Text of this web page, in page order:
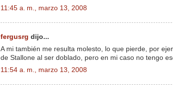
11:45 a. m., marzo 13, 2008
fergusrg dijo...
A mi también me resulta molesto, lo que pierde, por
de Stallone al ser doblado, pero en mi caso no tengo
11:54 a. m., marzo 13, 2008